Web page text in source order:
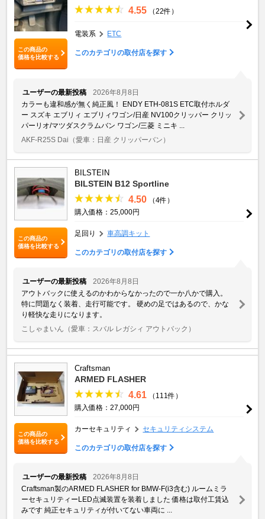
この商品の
価格を比較する
4.55 （22件）
電装系 ETC
このカテゴリの取付店を探す
ユーザーの最新投稿
2026年8月8日
カラーも違和感が無く純正風！ ENDY ETH-081S ETC取付ホルダ
ー スズキ エブリィ エブリィワゴン/日産 NV100クリッパー クリッ
パーリオ/マツダスクラムバン ワゴン/三菱 ミニキ ...
AKF-R25S Dai （愛車：日産 クリッパーバン）
この商品の
価格を比較する
BILSTEIN
BILSTEIN B12 Sportline
4.50
（4件）
購入価格：25,000円
足回り 車高調キット
このカテゴリの取付店を探す
ユーザーの最新投稿
2026年8月8日
アウトバックに使えるのかわからなかったので一か八かで購入。
特に問題なく装着、走行可能です。 硬めの足ではあるので、かな
り軽快な走りになります。
こしゃまいん （愛車：スバル レガシィ アウトバック）
この商品の
価格を比較する
Craftsman
ARMED FLASHER
4.61
（111件）
購入価格：27,000円
カーセキュリティ セキュリティシステム
このカテゴリの取付店を探す
ユーザーの最新投稿
2026年8月8日
Craftsman製のARMED FLASHER for BMW-F(i3含む) ルームミラ
ーセキュリティーLED点滅装置を装着しました 価格は取付工賃込
みです 純正セキュリティが付いてない車両に ...